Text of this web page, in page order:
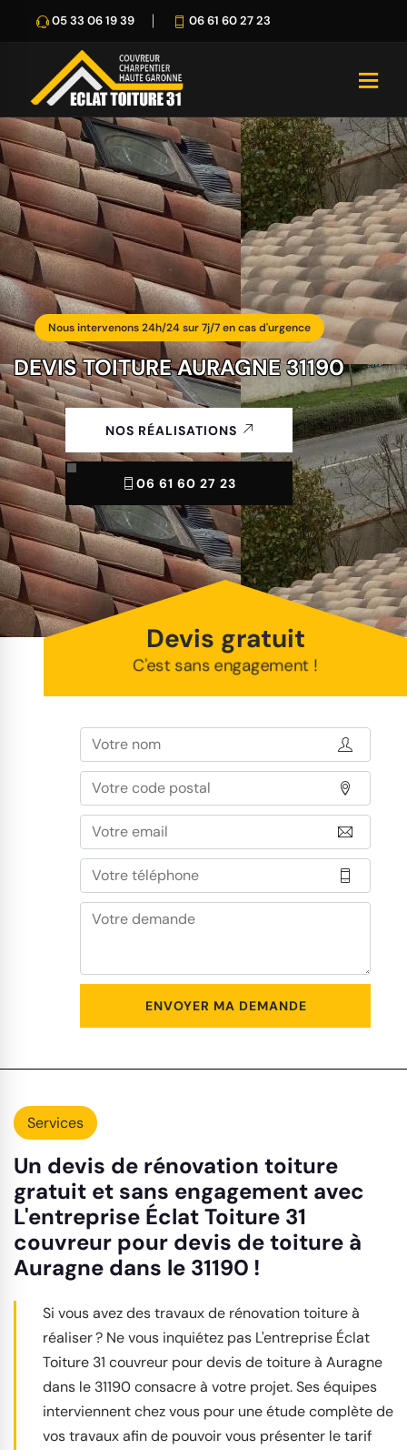
05 33 06 19 39 06 61 60 27 23
Nous intervenons 24h/24 sur 7j/7 en cas d'urgence
DEVIS TOITURE AURAGNE 31190
NOS RÉALISATIONS
06 61 60 27 23
Devis gratuit
C'est sans engagement !
Services
Un devis de rénovation toiture
gratuit et sans engagement avec
L'entreprise Éclat Toiture 31
couvreur pour devis de toiture à
Auragne dans le 31190 !
Si vous avez des travaux de rénovation toiture à
réaliser ? Ne vous inquiétez pas L'entreprise Éclat
Toiture 31 couvreur pour devis de toiture à Auragne
dans le 31190 consacre à votre projet. Ses équipes
interviennent chez vous pour une étude complète de
vos travaux afin de pouvoir vous présenter le tarif